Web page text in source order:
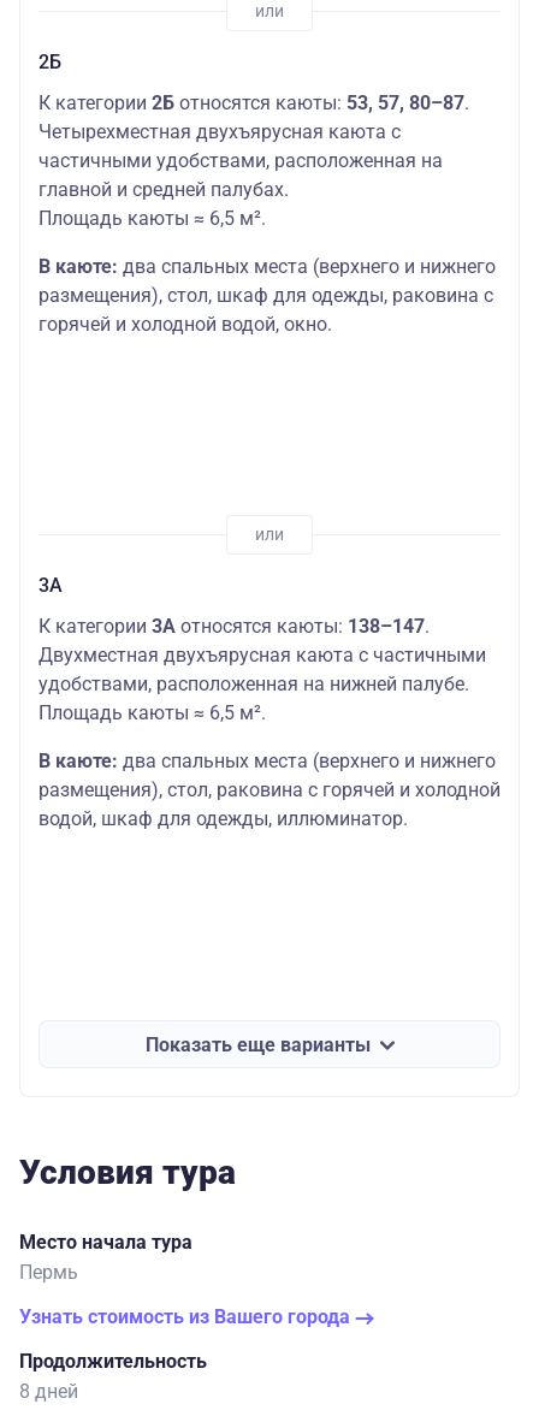
2Б
К категории 2Б относятся каюты: 53, 57, 80–87.
Четырехместная двухъярусная каюта с
частичными удобствами, расположенная на
главной и средней палубах.
Площадь каюты ≈ 6,5 м².
В каюте: два спальных места (верхнего и нижнего
размещения), стол, шкаф для одежды, раковина с
горячей и холодной водой, окно.
3А
К категории 3А относятся каюты: 138–147.
Двухместная двухъярусная каюта с частичными
удобствами, расположенная на нижней палубе.
Площадь каюты ≈ 6,5 м².
В каюте: два спальных места (верхнего и нижнего
размещения), стол, раковина с горячей и холодной
водой, шкаф для одежды, иллюминатор.
Показать еще варианты
Условия тура
Место начала тура
Пермь
Узнать стоимость из Вашего города
Продолжительность
8 дней